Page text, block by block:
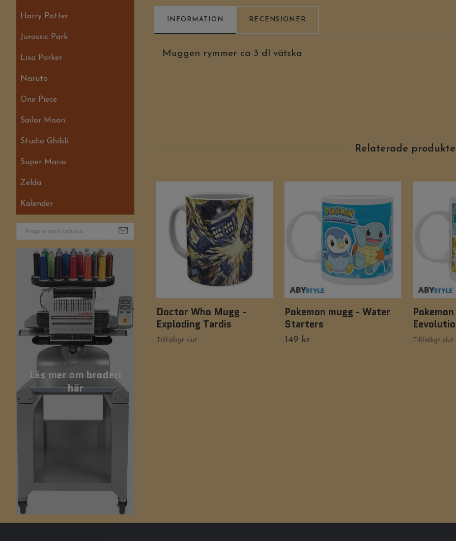
Harry Potter
Jurassic Park
Lisa Parker
Naruto
One Piece
Sailor Moon
Studio Ghibli
Super Mario
Zelda
Kalender
Läs mer om broderi
här
INFORMATION RECENSIONER
Muggen rymmer ca 3 dl vätska
Doctor Who Mugg -
Exploding Tardis
Tillfälligt slut
Pokemon mugg - Water
Starters
149 kr Tillfälligt slut